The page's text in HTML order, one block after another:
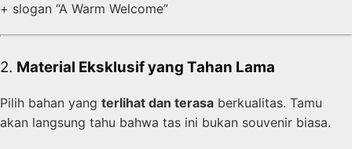
+ slogan “A Warm Welcome”
2. Material Eksklusif yang Tahan Lama
Pilih bahan yang terlihat dan terasa berkualitas. Tamu
akan langsung tahu bahwa tas ini bukan souvenir biasa.